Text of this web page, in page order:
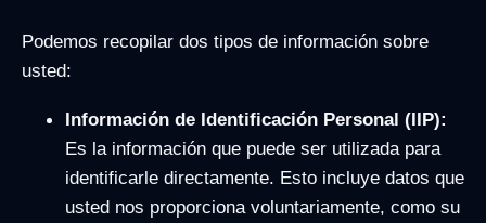
Podemos recopilar dos tipos de información sobre
usted:
Información de Identificación Personal (IIP):
Es la información que puede ser utilizada para
identificarle directamente. Esto incluye datos que
usted nos proporciona voluntariamente, como su